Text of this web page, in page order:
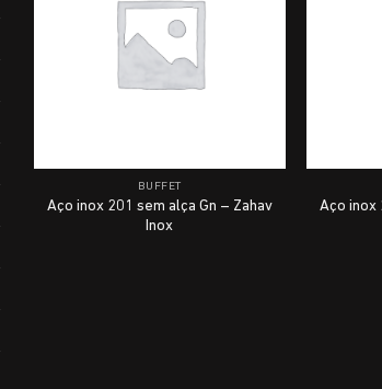
BUFFET
Aço inox 201 sem alça Gn – Zahav
Inox
Aço inox